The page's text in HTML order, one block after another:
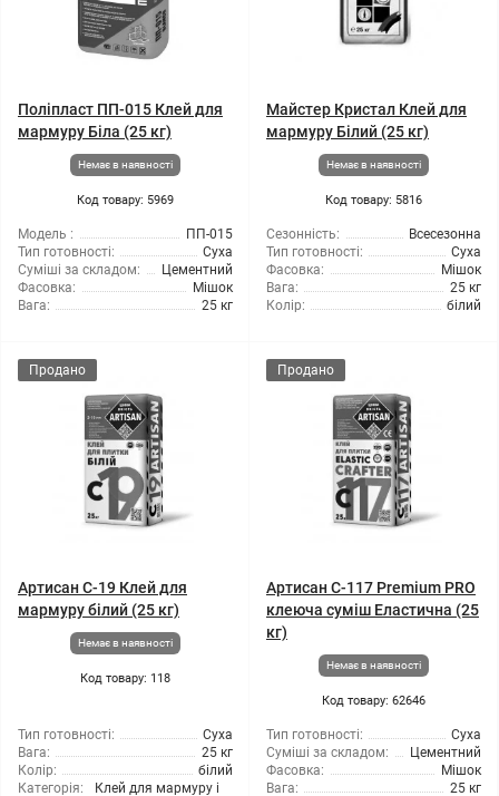
Поліпласт ПП-015 Клей для
мармуру Біла (25 кг)
Немає в наявності
Код товару: 5969
Модель :
ПП-015
Тип готовності:
Суха
Суміші за складом:
Цементний
Фасовка:
Мішок
Вага:
25 кг
Майстер Кристал Клей для
мармуру Білий (25 кг)
Немає в наявності
Код товару: 5816
Сезонність:
Всесезонна
Тип готовності:
Суха
Фасовка:
Мішок
Вага:
25 кг
Колір:
білий
Продано
Артисан С-19 Клей для
мармуру білий (25 кг)
Немає в наявності
Код товару: 118
Тип готовності:
Суха
Вага:
25 кг
Колір:
білий
Категорія:
Клей для мармуру і
Продано
Артисан C-117 Premium PRO
клеюча суміш Еластична (25
кг)
Немає в наявності
Код товару: 62646
Тип готовності:
Суха
Суміші за складом:
Цементний
Фасовка:
Мішок
Вага:
25 кг